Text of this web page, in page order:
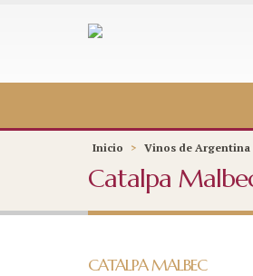
Inicio > Vinos de Argentina
Catalpa
CATALPA MALBEC